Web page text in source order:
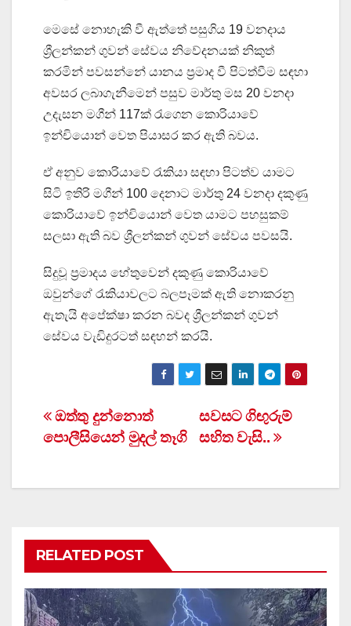
මෙසේ නොහැකි වී ඇත්තේ පසුගිය 19 වනදාය
ශ්‍රීලන්කන් ගුවන් සේවය නිවේදනයක් නිකුත්
කරමින් පවසන්නේ යානය ප්‍රමාද වී පිටත්වීම සඳහා
අවසර ලබාගැනීමෙන් පසුව මාර්තු මස 20 වනදා
උදැසන මගීන් 117ක් රැගෙන කොරියාවේ
ඉන්චියොන් වෙත පියාසර කර ඇති බවය.
ඒ අනුව කොරියාවේ රැකියා සඳහා පිටත්ව යාමට
සිටි ඉතිරි මගීන් 100 දෙනාට මාර්තු 24 වනදා දකුණු
කොරියාවේ ඉන්චියොන් වෙත යාමට පහසුකම්
සලසා ඇති බව ශ්‍රීලන්කන් ගුවන් සේවය පවසයි.
සිදුවූ ප්‍රමාදය හේතුවෙන් දකුණු කොරියාවේ
ඔවුන්ගේ රැකියාවලට බලපෑමක් ඇති නොකරනු
ඇතැයි අපේක්ෂා කරන බවද ශ්‍රීලන්කන් ගුවන්
සේවය වැඩිදුරටත් සඳහන් කරයි.
Post
navigation
සවසට ගිඟුරුම්
සහිත වැසි..
ඔත්තු දුන්නොත්
පොලීසියෙන් මුදල් තෑගි
RELATED POST